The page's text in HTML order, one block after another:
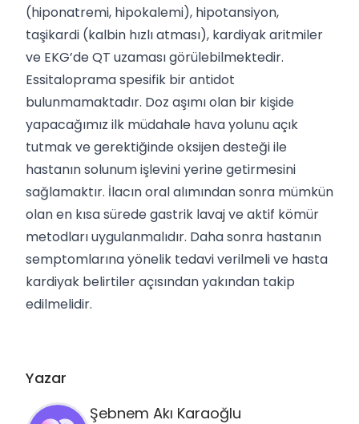
(hiponatremi, hipokalemi), hipotansiyon,
taşikardi (kalbin hızlı atması), kardiyak aritmiler
ve EKG’de QT uzaması görülebilmektedir.
Essitaloprama spesifik bir antidot
bulunmamaktadır. Doz aşımı olan bir kişide
yapacağımız ilk müdahale hava yolunu açık
tutmak ve gerektiğinde oksijen desteği ile
hastanın solunum işlevini yerine getirmesini
sağlamaktır. İlacın oral alımından sonra mümkün
olan en kısa sürede gastrik lavaj ve aktif kömür
metodları uygulanmalıdır. Daha sonra hastanın
semptomlarına yönelik tedavi verilmeli ve hasta
kardiyak belirtiler açısından yakından takip
edilmelidir.
Yazar
Şebnem Akı Karaoğlu